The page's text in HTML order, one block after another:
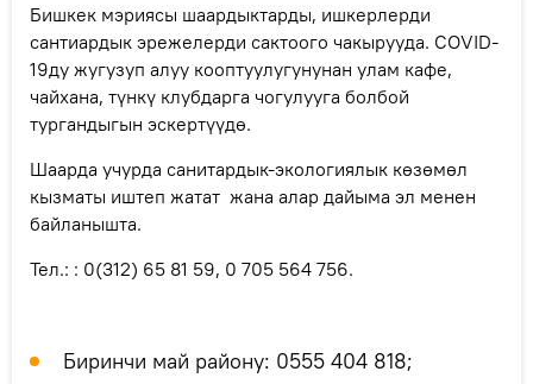
Бишкек мэриясы шаардыктарды, ишкерлерди
сантиардык эрежелерди сактоого чакырууда. COVID-
19ду жугузуп алуу кооптуулугунунан улам кафе,
чайхана, түнкү клубдарга чогулууга болбой
тургандыгын эскертүүдө.
Шаарда учурда санитардык-экологиялык көзөмөл
кызматы иштеп жатат жана алар дайыма эл менен
байланышта.
Тел.: : 0(312) 65 81 59, 0 705 564 756.
Биринчи май району: 0555 404 818;